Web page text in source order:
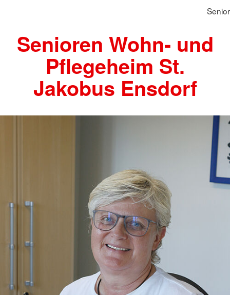
Senioren Wohn- und
Pflegeheim St.
Jakobus Ensdorf